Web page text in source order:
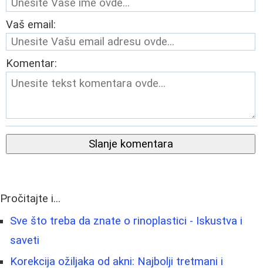
Vaš email:
Komentar:
Slanje komentara
Pročitajte i...
Sve što treba da znate o rinoplastici - Iskustva i
saveti
Korekcija ožiljaka od akni: Najbolji tretmani i